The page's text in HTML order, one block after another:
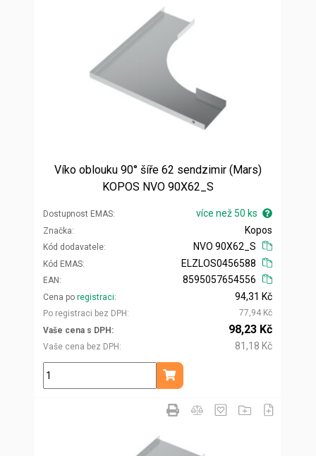
Víko oblouku 90° šíře 62 sendzimir (Mars)
KOPOS NVO 90X62_S
Dostupnost EMAS více než 50 ks
Značka
Kód dodavatele
Kopos
NVO 90X62_S
Kód EMAS
EAN
ELZLOS0456588
8595057654556
Cena po registraci
Po registraci bez DPH
94,31 Kč
77,94 Kč
Vaše cena s DPH
Vaše cena bez DPH
98,23 Kč
81,18 Kč
ks
Přidat do košíku